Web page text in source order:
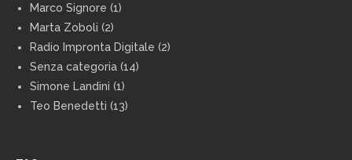
Marco Signore (1)
Marta Zoboli (2)
Radio Impronta Digitale (2)
Senza categoria (14)
Simone Landini (1)
Teo Benedetti (13)